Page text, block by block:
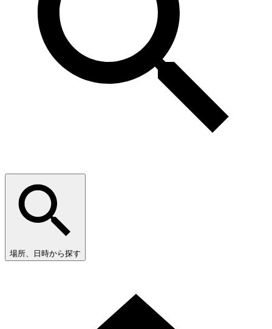
場所、日時から探す